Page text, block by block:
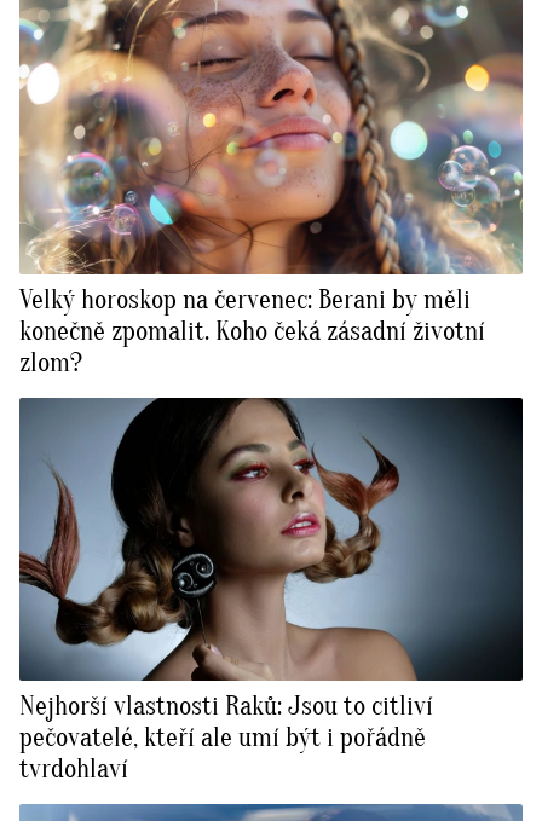
Velký horoskop na červenec: Berani by měli
konečně zpomalit. Koho čeká zásadní životní
zlom?
Nejhorší vlastnosti Raků: Jsou to citliví
pečovatelé, kteří ale umí být i pořádně
tvrdohlaví